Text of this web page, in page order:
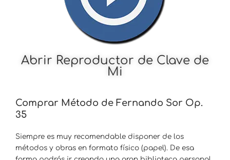
Abrir Reproductor de Clave de
Mi
Comprar Método de Fernando Sor Op.
35
Siempre es muy recomendable disponer de los
métodos y obras en formato físico (papel). De esa